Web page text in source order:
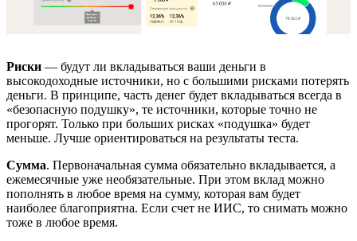
Риски — будут ли вкладываться ваши деньги в
высокодоходные источники, но с большими рисками потерять
деньги. В принципе, часть денег будет вкладываться всегда в
«безопасную подушку», те источники, которые точно не
прогорят. Только при больших рисках «подушка» будет
меньше. Лучше ориентироваться на результаты теста.
Сумма. Первоначальная сумма обязательно вкладывается, а
ежемесячные уже необязательные. При этом вклад можно
пополнять в любое время на сумму, которая вам будет
наиболее благоприятна. Если счет не ИИС, то снимать можно
тоже в любое время.